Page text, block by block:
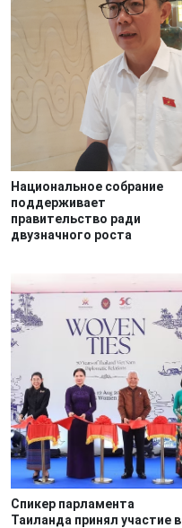
Национальное собрание
поддерживает
правительство ради
двузначного роста
Спикер парламента
Таиланда принял участие в